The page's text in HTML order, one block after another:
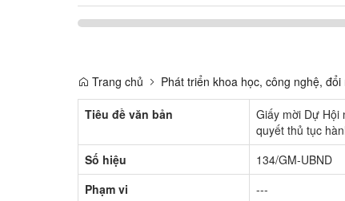
Trang chủ Phát triển khoa học, công nghệ,
Tiêu đề văn bản
Giấy mời Dự Hội
quyết thủ tục
Số hiệu
134/GM-UBND
Phạm vi
---